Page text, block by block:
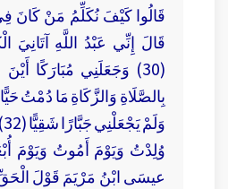
قَالَ إِنِّي عَبْدُ اللَّهِ آتَانِيَ
عيسَى ابْنُ مَرْيَمَ قَوْلَ